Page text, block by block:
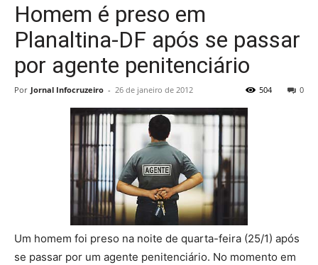
Homem é preso em
Planaltina-DF após se passar
por agente penitenciário
Por Jornal Infocruzeiro - 26 de janeiro de 2012 0
504
Um homem foi preso na noite de quarta-feira (25/1) após
se passar por um agente penitenciário. No momento em